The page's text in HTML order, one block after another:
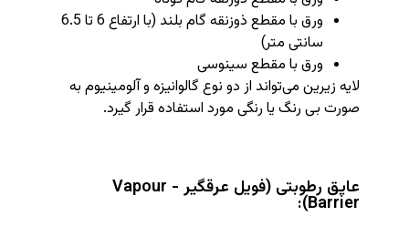
ورق با مقطع ذوزنقه گام بلند (با ارتفاع 6 تا 6.5
سانتی متر)
ورق با مقطع سینوسی
لایه زیرین می‌تواند از دو نوع گالوانیزه و آلومینیوم به
صورت بی رنگ یا رنگی مورد استفاده قرار گیرد.
عایق رطوبتی (فویل عرقگیر - Vapour
Barrier):